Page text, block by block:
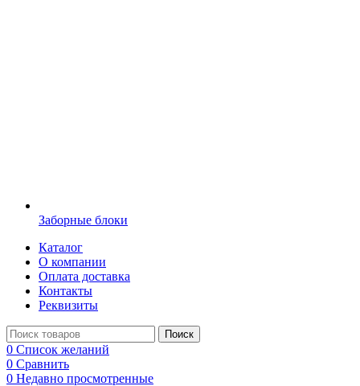
Заборные блоки
Каталог
О компании
Оплата доставка
Контакты
Реквизиты
Поиск
0 Список желаний
0 Сравнить
0 Недавно просмотренные